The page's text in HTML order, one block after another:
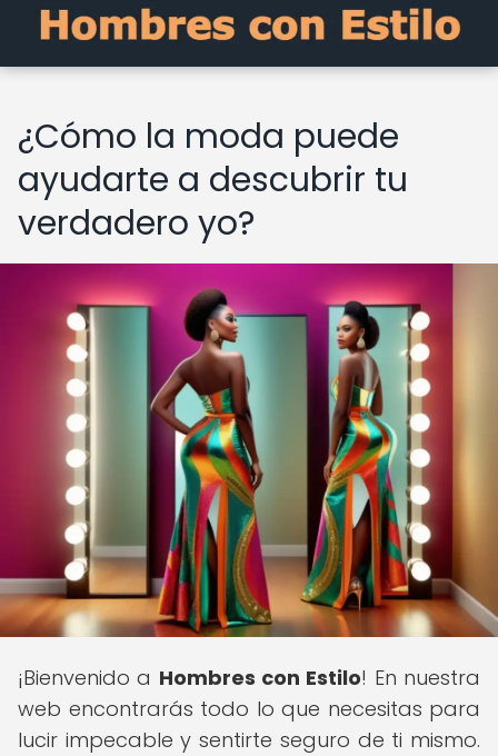
¿Cómo la moda puede
ayudarte a descubrir tu
verdadero yo?
¡Bienvenido a Hombres con Estilo! En nuestra
web encontrarás todo lo que necesitas para
lucir impecable y sentirte seguro de ti mismo.